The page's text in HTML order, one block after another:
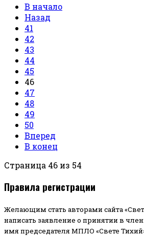
В начало
Назад
41
42
43
44
45
46
47
48
49
50
Вперед
В конец
Страница 46 из 54
Правила регистрации
Желающим стать авторами сайта
написать заявление о принятии в
имя председателя МПЛО «Свете